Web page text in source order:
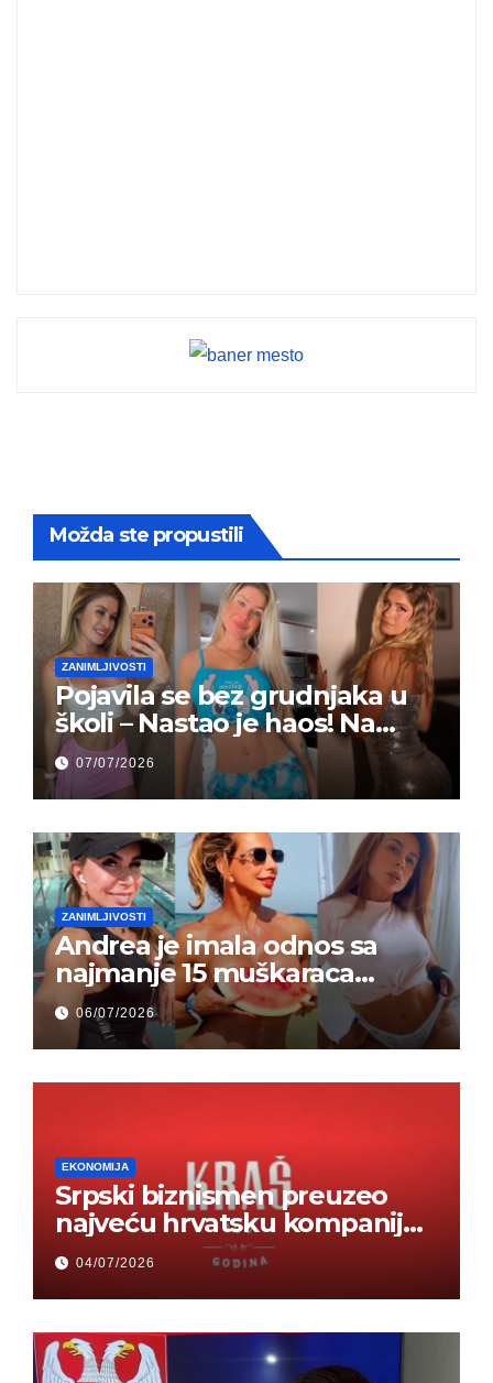
Možda ste propustili
ZANIMLJIVOSTI
Pojavila se bez grudnjaka u
školi – Nastao je haos! Na
grupi je majke napale (FOTO)
07/07/2026
ZANIMLJIVOSTI
Andrea je imala odnos sa
najmanje 15 muškaraca
odjednom – „Doktor mi je
rekao…“ (FOTO)
06/07/2026
EKONOMIJA
Srpski biznismen preuzeo
najveću hrvatsku kompaniju i
ponos zemlje – Hrvati ne
mogu da veruju
04/07/2026